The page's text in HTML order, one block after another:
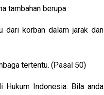
tambahan berupa :
dari korban dalam jarak dan
tertentu. (Pasal 50)
Indonesia. Bila anda